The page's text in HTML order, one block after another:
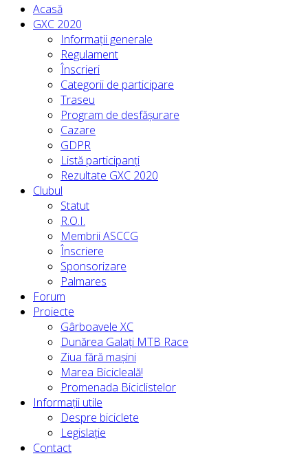
Acasă
GXC 2020
Informații generale
Regulament
Înscrieri
Categorii de participare
Traseu
Program de desfășurare
Cazare
GDPR
Listă participanți
Rezultate GXC 2020
Clubul
Statut
R.O.I.
Membrii ASCCG
Înscriere
Sponsorizare
Palmares
Forum
Proiecte
Gârboavele XC
Dunărea Galați MTB Race
Ziua fără mașini
Marea Bicicleală!
Promenada Biciclistelor
Informații utile
Despre biciclete
Legislație
Contact